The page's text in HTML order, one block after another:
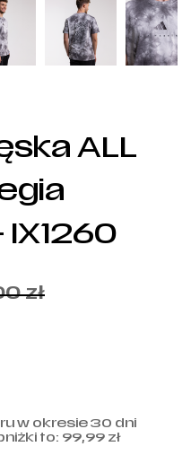
ALL
IX1260
zł
w okresie 30 dni
to: 99,99 zł